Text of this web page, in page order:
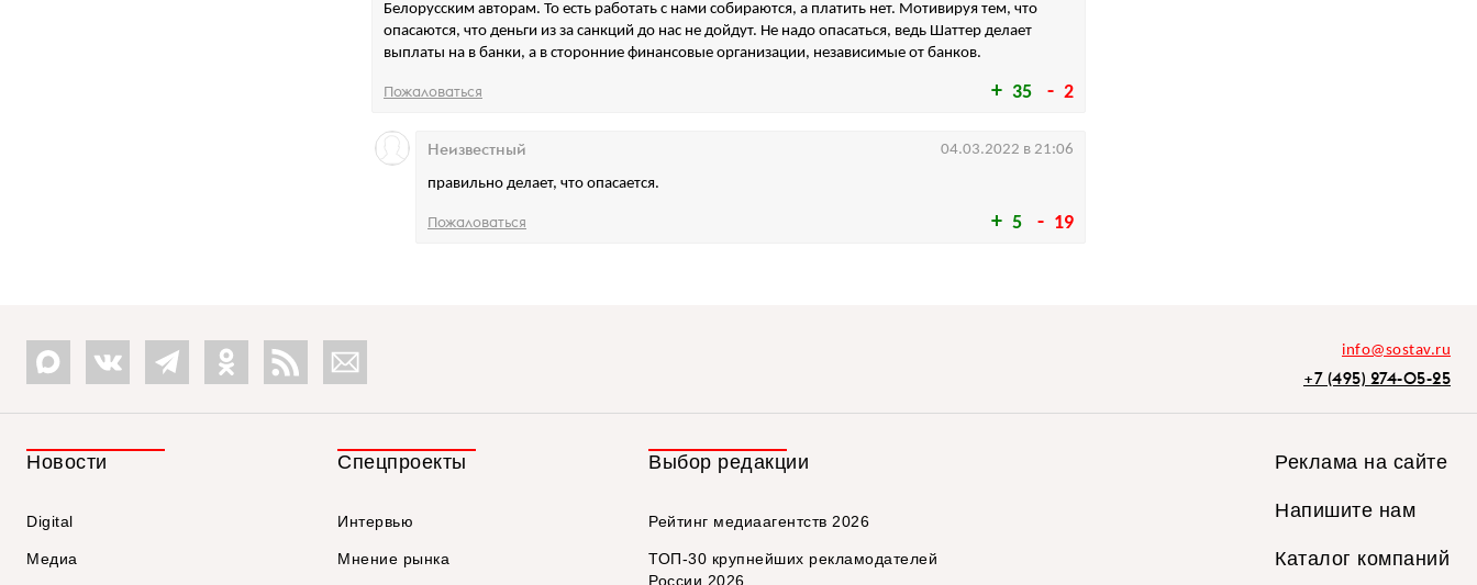
35 2
Белорусским авторам. То есть работать с нами собираются, а платить нет. Мотивируя тем, что
опасаются, что деньги из за санкций до нас не дойдут. Не надо опасаться, ведь Шаттер делает
выплаты на в банки, а в сторонние финансовые организации, независимые от банков.
Пожаловаться
5 19
правильно делает, что опасается.
Неизвестный 04.03.2022 в 21:06
Пожаловаться
info@sostav.ru
+7 (495) 274-05-25
Новости
Digital
Медиа
Спецпроекты
Интервью
Мнение рынка
Выбор редакции
Рейтинг медиаагентств 2026
ТОП-30 крупнейших рекламодателей
России 2026
Реклама на сайте
Напишите нам
Каталог компаний